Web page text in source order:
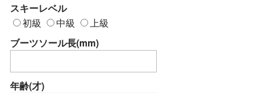
スキーレベル
初級 中級 上級
ブーツソール長(mm)
年齢(才)